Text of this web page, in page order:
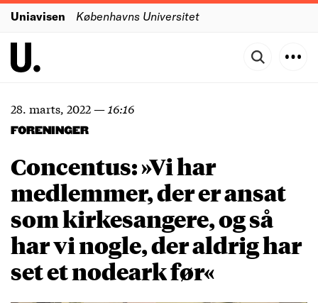
Uniavisen Københavns Universitet
28. marts, 2022— 16:16
FORENINGER
Concentus: »Vi har
medlemmer, der er ansat
som kirkesangere, og så
har vi nogle, der aldrig har
set et nodeark før«